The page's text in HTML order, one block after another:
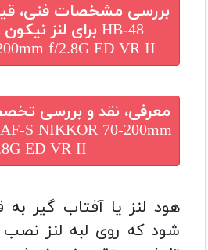
بررسی مشخصات فنی،
f/2.8G ED VR II
معرفی، نقد و بررسی
S NIKKOR 70-200mm
ED VR II
هود لنز یا آفتاب گیر
شود که روی لبه لنز